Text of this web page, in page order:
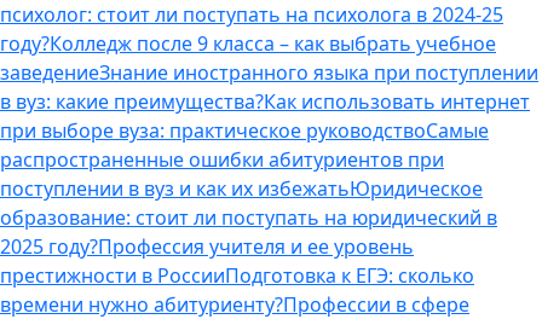
психолог: стоит ли поступать на психолога в 2024-25
году?Колледж после 9 класса – как выбрать учебное
заведениеЗнание иностранного языка при поступлении
в вуз: какие преимущества?Как использовать интернет
при выборе вуза: практическое руководствоСамые
распространенные ошибки абитуриентов при
поступлении в вуз и как их избежатьЮридическое
образование: стоит ли поступать на юридический в
2025 году?Профессия учителя и ее уровень
престижности в РоссииПодготовка к ЕГЭ: сколько
времени нужно абитуриенту?Профессии в сфере